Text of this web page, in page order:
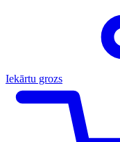
Iekārtu grozs